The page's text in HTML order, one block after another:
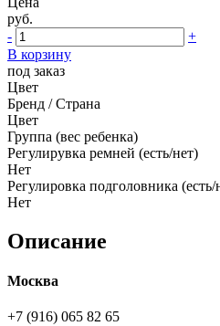
руб.
-
+
В корзину
под заказ
Цвет
Бренд / Страна
Цвет
Группа (вес ребенка)
Регулирувка ремней (есть/нет)
Нет
Регулировка подголовника (есть/
Нет
Описание
Москва
+7 (916) 065 82 65